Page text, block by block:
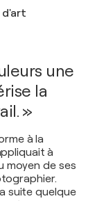
d'art
une
la
»
à la
à
moyen de ses
suite quelque